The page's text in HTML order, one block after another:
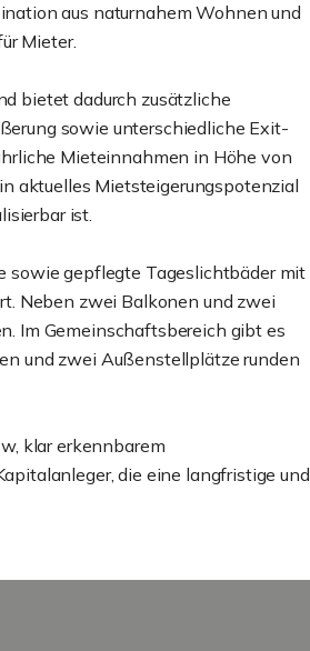
aus naturnahem Wohnen und
Mieter.
bietet dadurch zusätzliche
sowie unterschiedliche Exit-
Mieteinnahmen in Höhe von
aktuelles Mietsteigerungspotenzial
ist.
sowie gepflegte Tageslichtbäder mit
Neben zwei Balkonen und zwei
Im Gemeinschaftsbereich gibt es
und zwei Außenstellplätze runden
klar erkennbarem
die eine langfristige und